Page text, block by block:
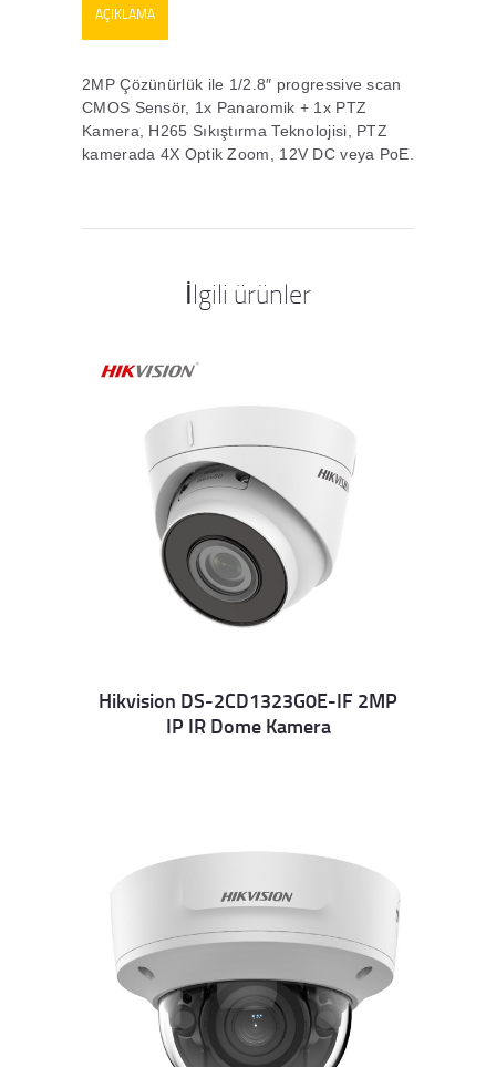
AÇIKLAMA
2MP Çözünürlük ile 1/2.8″ progressive scan
CMOS Sensör, 1x Panaromik + 1x PTZ
Kamera, H265 Sıkıştırma Teknolojisi, PTZ
kamerada 4X Optik Zoom, 12V DC veya PoE.
İlgili ürünler
Details
Hikvision DS-2CD1323G0E-IF 2MP
IP IR Dome Kamera